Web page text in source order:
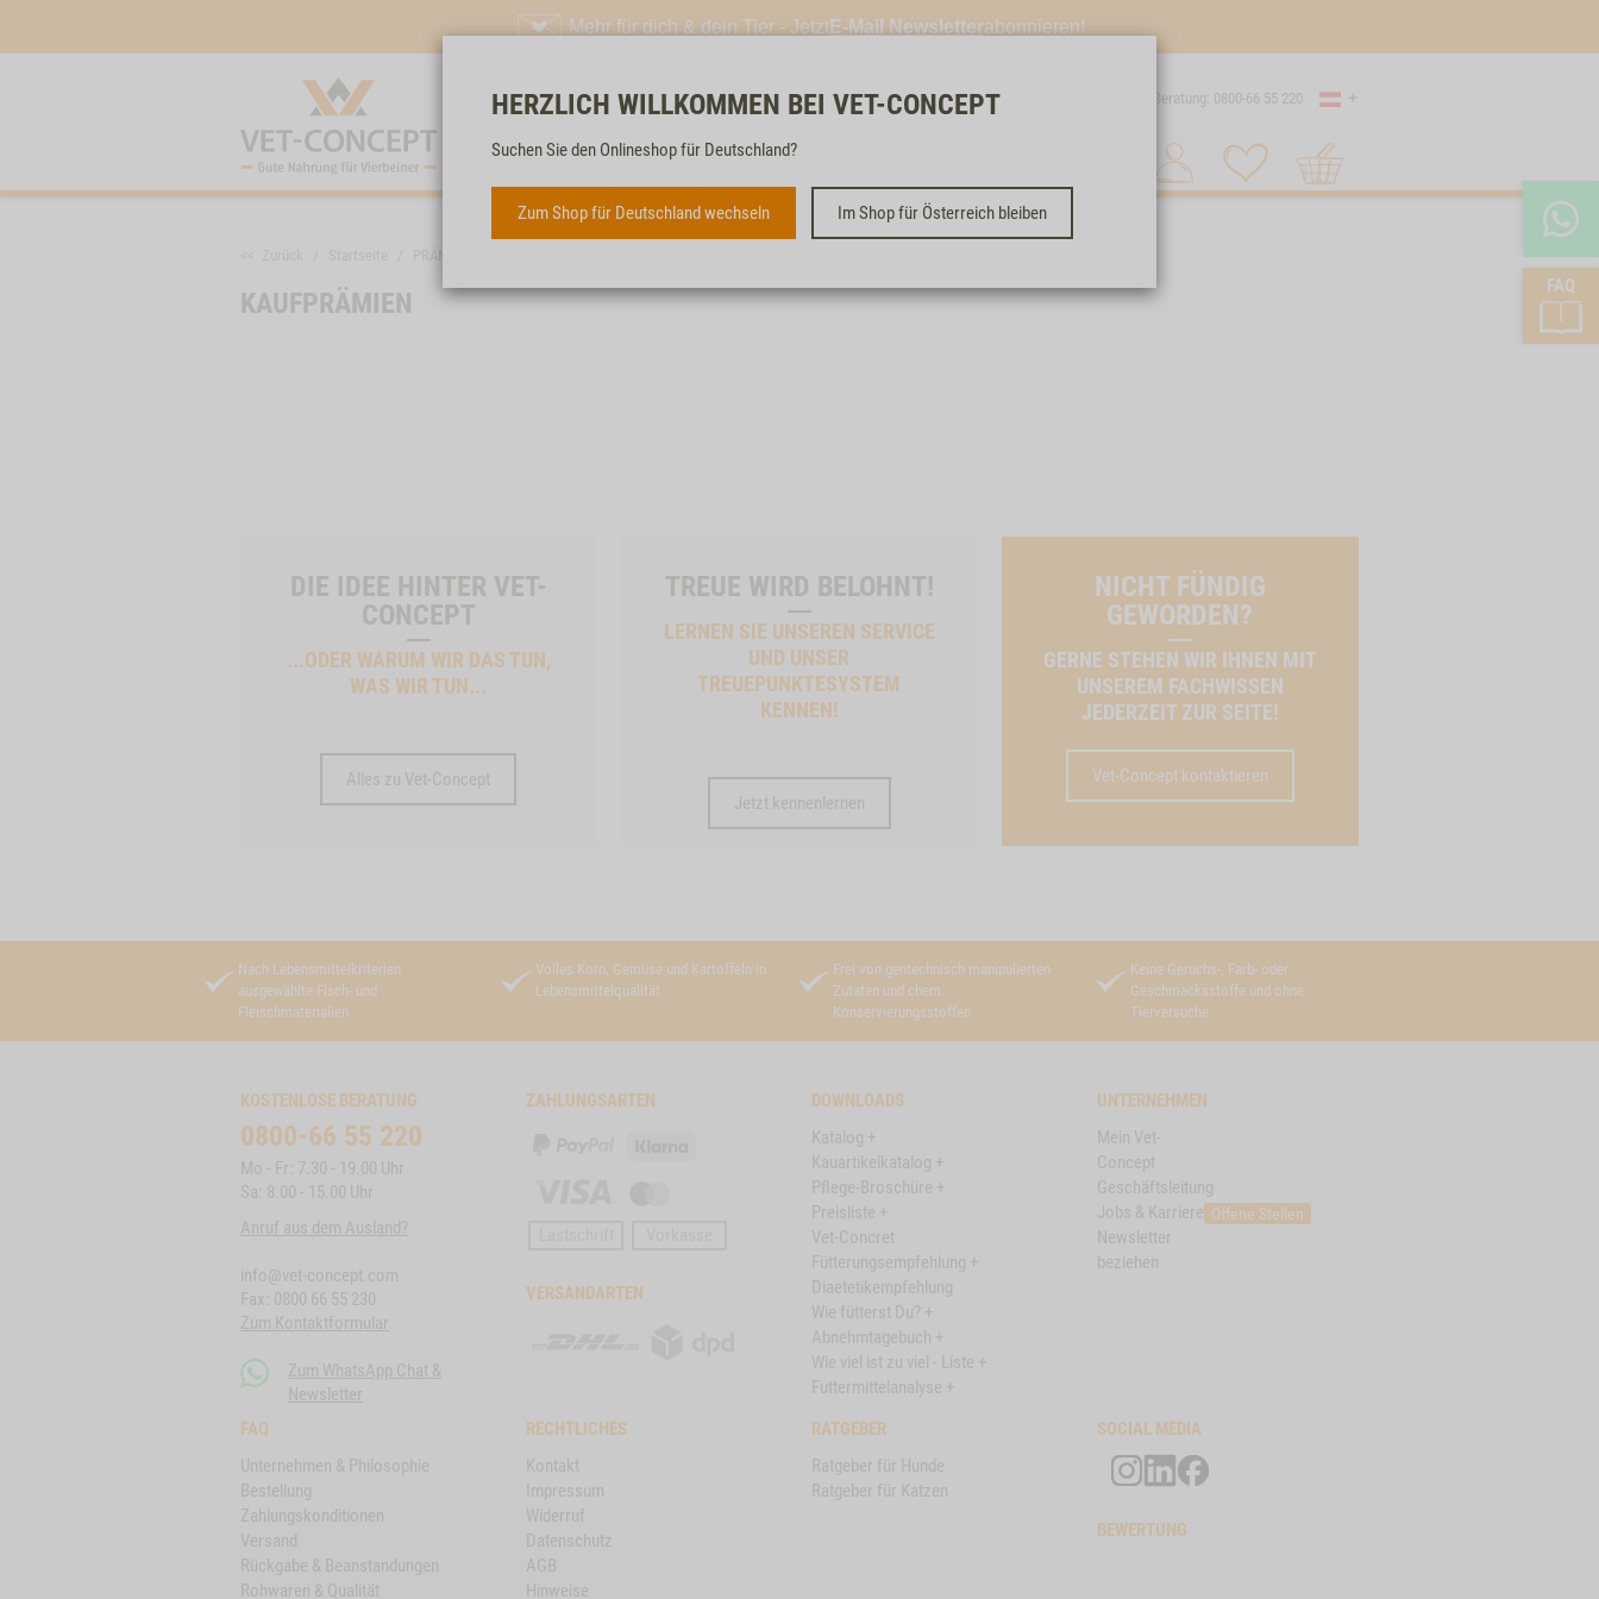
Mehr für dich & dein Tier - JetztE-Mail Newsletterabonnieren!
FAQ
Kostenloser & schneller Versand Beratung: 0800-66 55 220 Land
HERZLICH WILLKOMMEN BEI VET-CONCEPT
Suchen Sie den Onlineshop für Deutschland?
Zum Shop für Deutschland wechseln Im Shop für Österreich bleiben
KAUFPRÄMIEN
DIE IDEE HINTER VET-
CONCEPT
...ODER WARUM WIR DAS TUN,
WAS WIR TUN...
Alles zu Vet-Concept
TREUE WIRD BELOHNT!
LERNEN SIE UNSEREN SERVICE
UND UNSER
TREUEPUNKTESYSTEM
KENNEN!
Jetzt kennenlernen
NICHT FÜNDIG
GEWORDEN?
GERNE STEHEN WIR IHNEN MIT
UNSEREM FACHWISSEN
JEDERZEIT ZUR SEITE!
Vet-Concept kontaktieren
Nach Lebensmittelkriterien
ausgewählte Fisch- und
Fleischmaterialien
Volles Korn, Gemüse und Kartoffeln in
Lebensmittelqualität
Frei von gentechnisch manipulierten
Zutaten und chem.
Konservierungsstoffen
Keine Geruchs-, Farb- oder
Geschmacksstoffe und ohne
Tierversuche
KOSTENLOSE BERATUNG
0800-66 55 220
Mo - Fr: 7.30 - 19.00 Uhr
Sa: 8.00 - 15.00 Uhr
Anruf aus dem Ausland?
info@vet-concept.com
Fax: 0800 66 55 230
Zum Kontaktformular
Zum WhatsApp Chat &
Newsletter
ZAHLUNGSARTEN
VERSANDARTEN
DOWNLOADS
Katalog +
Kauartikelkatalog +
Pflege-Broschüre +
Preisliste +
Vet-Concret
Fütterungsempfehlung +
Diaetetikempfehlung
Wie fütterst Du? +
Abnehmtagebuch +
Wie viel ist zu viel - Liste +
Futtermittelanalyse +
UNTERNEHMEN
Mein Vet-
Concept
Geschäftsleitung
Jobs & Karriere Offene Stellen
Newsletter
beziehen
FAQ
Unternehmen & Philosophie
Bestellung
Zahlungskonditionen
Versand
Rückgabe & Beanstandungen
Rohwaren & Qualität
RECHTLICHES
Kontakt
Impressum
Widerruf
Datenschutz
AGB
Hinweise
RATGEBER
Ratgeber für Hunde
Ratgeber für Katzen
SOCIAL MEDIA
BEWERTUNG